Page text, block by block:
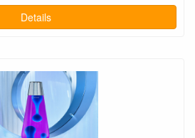
Details